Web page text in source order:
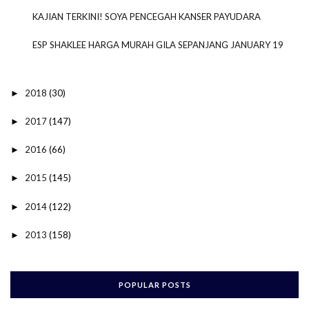
KAJIAN TERKINI! SOYA PENCEGAH KANSER PAYUDARA
ESP SHAKLEE HARGA MURAH GILA SEPANJANG JANUARY 19
► 2018 (30)
► 2017(147)
► 2016 (66)
► 2015 (145)
► 2014(122)
► 2013 (158)
POPULAR POSTS